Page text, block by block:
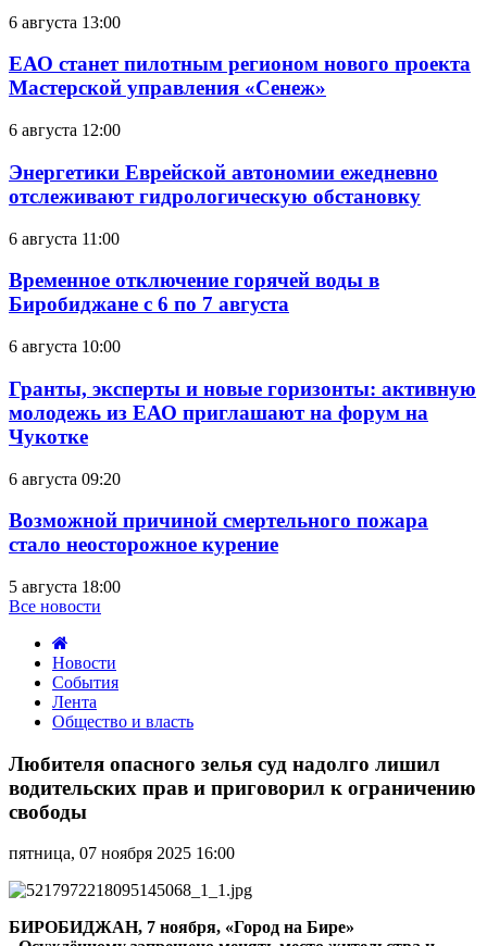
6 августа 13:00
ЕАО станет пилотным регионом нового проекта
Мастерской управления «Сенеж»
6 августа 12:00
Энергетики Еврейской автономии ежедневно
отслеживают гидрологическую обстановку
6 августа 11:00
Временное отключение горячей воды в
Биробиджане с 6 по 7 августа
6 августа 10:00
Гранты, эксперты и новые горизонты: активную
молодежь из ЕАО приглашают на форум на
Чукотке
6 августа 09:20
Возможной причиной смертельного пожара
стало неосторожное курение
5 августа 18:00
Все новости
Новости
События
Лента
Общество и власть
опасного
суд
надолго
водительских
и
к
Любителя опасного зелья суд надолго лишил
водительских прав и приговорил к ограничению
свободы
пятница, 07 ноября 2025 16:00
БИРОБИДЖАН, 7 ноября, «Город на Бире»